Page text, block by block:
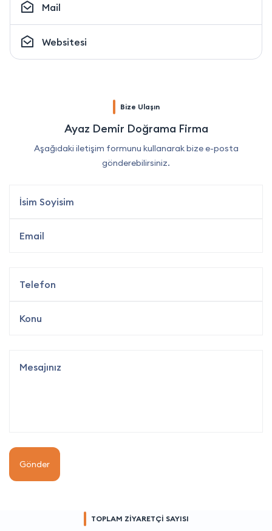
Mail
Websitesi
Bize Ulaşın
Ayaz Demir Doğrama Firma
Aşağıdaki iletişim formunu kullanarak bize e-posta
gönderebilirsiniz.
Gönder
TOPLAM ZİYARETÇİ SAYISI